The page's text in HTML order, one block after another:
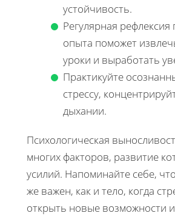
устойчивость.
Регулярная рефлексия
опыта поможет
уроки и выработать
Практикуйте
стрессу,
дыхании.
Психологическая
многих факторов, развитие
усилий. Напоминайте себе,
же важен, как и тело, когда
открыть новые возможности